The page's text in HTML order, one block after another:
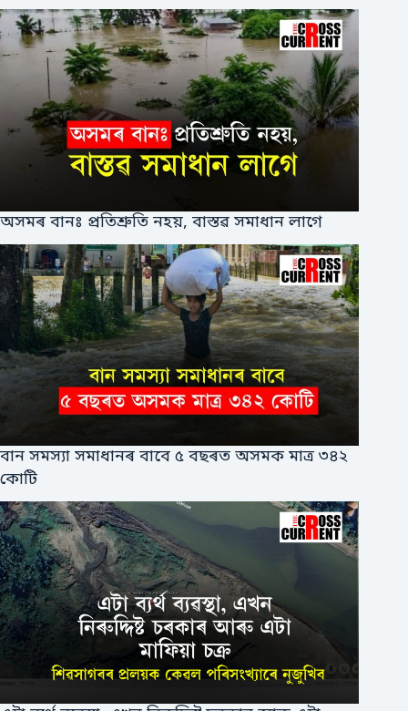
অসমৰ বানঃ প্ৰতিশ্ৰুতি নহয়, বাস্তৱ সমাধান লাগে
বান সমস্যা সমাধানৰ বাবে ৫ বছৰত অসমক মাত্ৰ ৩৪২
কোটি